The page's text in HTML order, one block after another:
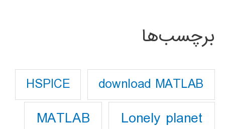
برچسب‌ها
download MATLAB
HSPICE
Lonely planet
MATLAB